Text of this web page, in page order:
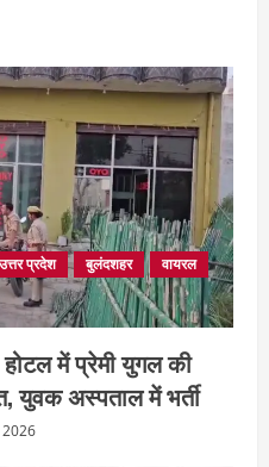
प्रदेश बुलंदशहर
वायरल
में प्रेमी युगल की
युवक अस्पताल में भर्ती
2026